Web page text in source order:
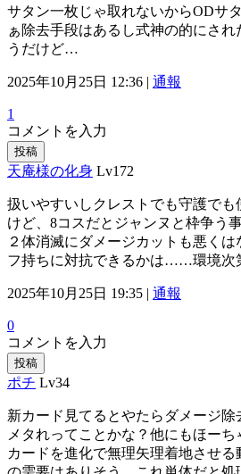
サタン一枚じゃ取れないからODサ
ぁ除去手段はあるし式神の的にさ
うだけど…
2025年10月25日 12:36 | 通報
1
コメントを入力
投稿
天庵様の化身 Lv172
扱いやすいしクレストでも守護で
けど、8コスだとジャンヌと枠争う
２体消滅にダメージカットも悪く
フ持ちに対抗できるかは……環境次
2025年10月25日 19:35 | 通報
0
コメントを入力
投稿
ポチ Lv34
新カード見てるとやたらダメージ
メタれってことかな？他にもほー
カードを進化で無理矢理着地させ